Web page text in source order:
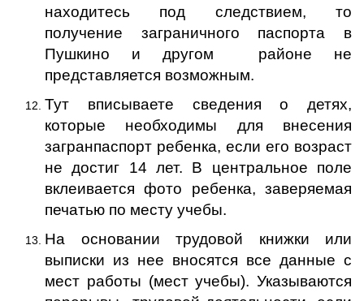
находитесь под следствием, то
получение заграничного паспорта в
Пушкино и другом районе не
представляется возможным.
Тут вписываете сведения о детях,
которые необходимы для внесения
загранпаспорт ребенка, если его возраст
не достиг 14 лет. В центральное поле
вклеивается фото ребенка, заверяемая
печатью по месту учебы.
На основании трудовой книжки или
выписки из нее вносятся все данные с
мест работы (мест учебы). Указываются